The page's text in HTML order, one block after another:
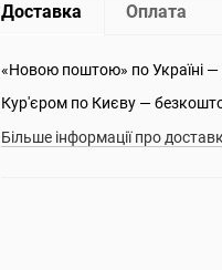
Доставка Оплата
«Новою поштою» по Україні
Кур'єром по Києву —
Більше інформації про